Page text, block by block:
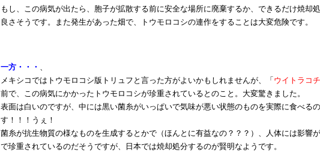
もし、この病気が出たら、胞子が拡散する前に安全な場所に廃棄するか、できるだけ焼却
良さそうです。また発生があった畑で、トウモロコシの連作をすることは大変危険です。
一方・・・
メキシコではトウモロコシ版トリュフと言った方がよいかもしれませんが、「 ウイトラコ
前で、この病気にかかったトウモロコシが珍重されているとのこと。大変驚きました。
表面は白いのですが、中には黒い菌糸がいっぱいで気味が悪い状態のものを実際に食べる
す！！！うぇ！
菌糸が抗生物質の様なものを生成するとかで（ほんとに有益なの？？？）、人体には影響
で珍重されているのだそうですが、日本では焼却処分するのが賢明なようです。